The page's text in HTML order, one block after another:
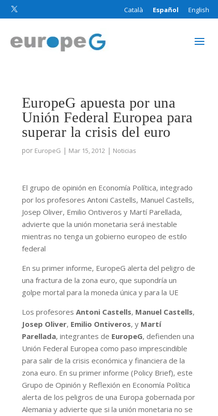
 Català Español English
EuropeG apuesta por una
Unión Federal Europea para
superar la crisis del euro
por EuropeG | Mar 15, 2012| Noticias
El grupo de opinión en Economía Política, integrado
por los profesores Antoni Castells, Manuel Castells,
Josep Oliver, Emilio Ontiveros y Martí Parellada,
advierte que la unión monetaria será inestable
mientras no tenga un gobierno europeo de estilo
federal
En su primer informe, EuropeG alerta del peligro de
una fractura de la zona euro, que supondría un
golpe mortal para la moneda única y para la UE
Los profesores Antoni Castells, Manuel Castells,
Josep Oliver, Emilio Ontiveros, y Martí
Parellada, integrantes de EuropeG, defienden una
Unión Federal Europea como paso imprescindible
para salir de la crisis económica y financiera de la
zona euro. En su primer informe (Policy Brief), este
Grupo de Opinión y Reflexión en Economía Política
alerta de los peligros de una Europa gobernada por
Alemania y advierte que si la unión monetaria no se